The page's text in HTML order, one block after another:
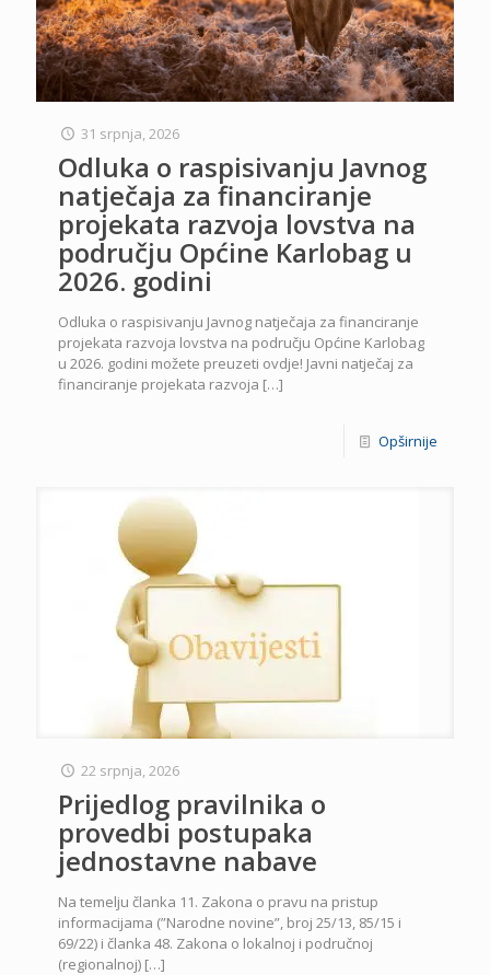
31 srpnja, 2026
Odluka o raspisivanju Javnog
natječaja za financiranje
projekata razvoja lovstva na
području Općine Karlobag u
2026. godini
Odluka o raspisivanju Javnog natječaja za financiranje
projekata razvoja lovstva na području Općine Karlobag
u 2026. godini možete preuzeti ovdje! Javni natječaj za
financiranje projekata razvoja […]
Opširnije
22 srpnja, 2026
Prijedlog pravilnika o
provedbi postupaka
jednostavne nabave
Na temelju članka 11. Zakona o pravu na pristup
informacijama (”Narodne novine”, broj 25/13, 85/15 i
69/22) i članka 48. Zakona o lokalnoj i područnoj
(regionalnoj) […]